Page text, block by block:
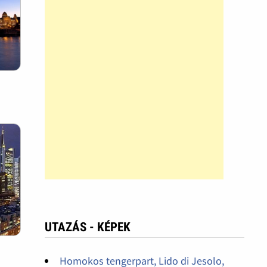
UTAZÁS - KÉPEK
Homokos tengerpart, Lido di Jesolo,